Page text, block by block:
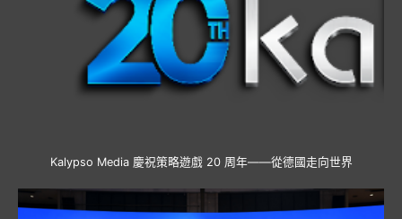
Kalypso Media 慶祝策略遊戲 20 周年——從德國走向世界